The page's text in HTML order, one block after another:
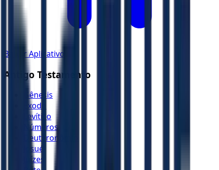
Baixar Aplicativo
Antigo Testamento
Gênesis
Êxodo
Levítico
Números
Deuteronômio
Josué
Juízes